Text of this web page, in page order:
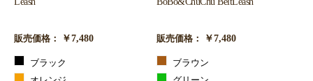
販売価格： ￥7,480
ブラック
販売価格： ￥7,480
ブラウン